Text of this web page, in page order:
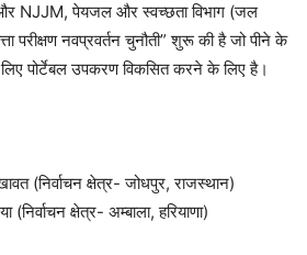
और NJJM, पेयजल और स्वच्छता विभाग (जल
परीक्षण नवप्रवर्तन चुनौती” शुरू की है जो पीने के
लिए पोर्टेबल उपकरण विकसित करने के लिए है।
(निर्वाचन क्षेत्र- जोधपुर, राजस्थान)
(निर्वाचन क्षेत्र- अम्बाला, हरियाणा)